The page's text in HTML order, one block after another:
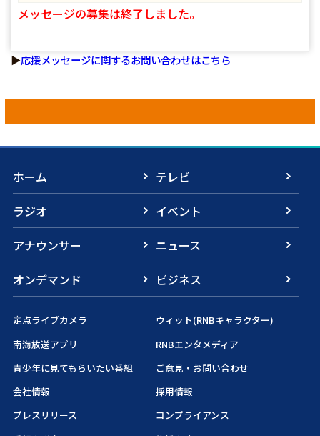
メッセージの募集は終了しました。
▶応援メッセージに関するお問い合わせはこちら
ホーム
テレビ
ラジオ
イベント
アナウンサー
ニュース
オンデマンド
ビジネス
定点ライブカメラ
ウィット(RNBキャラクター)
南海放送アプリ
RNBエンタメディア
青少年に見てもらいたい番組
ご意見・お問い合わせ
会社情報
採用情報
プレスリリース
コンプライアンス